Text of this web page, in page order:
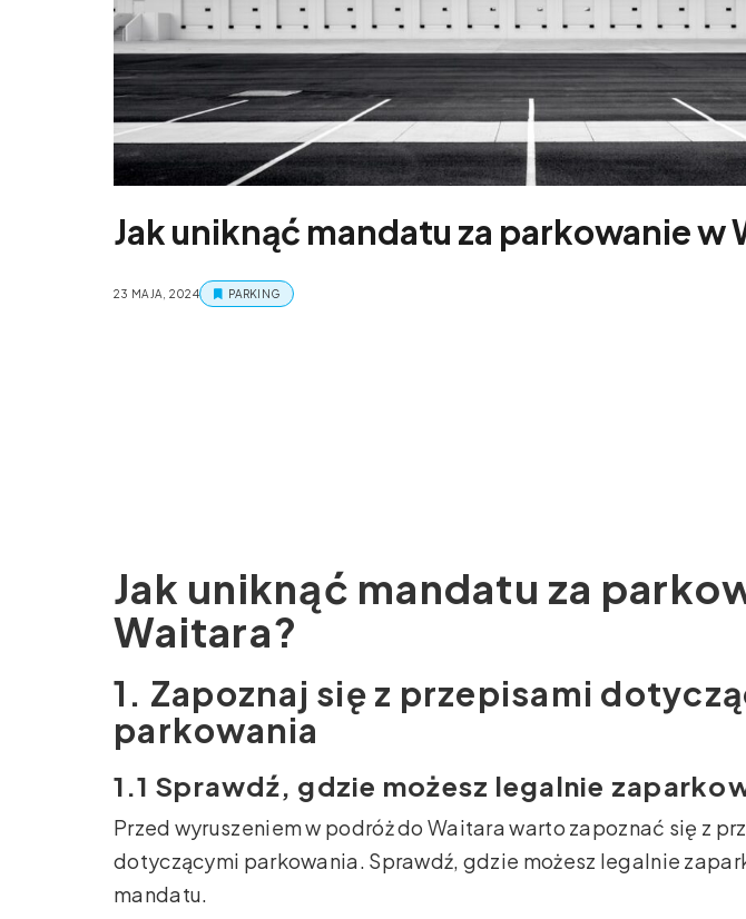
Jak uniknąć mandatu za parkowanie w
23 MAJA, 2024 PARKING
Jak uniknąć mandatu za
Waitara?
1. Zapoznaj się z przepisami
parkowania
1.1 Sprawdź, gdzie możesz legalnie
Przed wyruszeniem w podróż do Waitara warto zapoznać się z
dotyczącymi parkowania. Sprawdź, gdzie możesz legalnie
mandatu.